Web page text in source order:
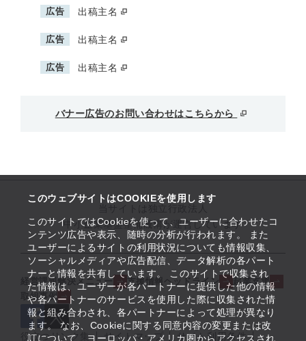
このウェブサイトはCOOKIEを使用します
このサイトではCookieを使って、ユーザーに合わせたコ
ンテンツ広告や表示、随時の分析が行われます。 また
ユーザーによるサイトの利用状況についても情報収集、
ソーシャルメディアや広告配信、データ解析の各パート
ナーと情報を共有しています。 このサイトで収集され
た情報は、ユーザーが各パートナーに提供した他の情報
や各パートナーのサービスを使用した際に収集された情
報と組み合わされ、各パートナーによって処理が異なり
ます。 なお、Cookieに関する同意内容の変更または改
訂について、ヨーロッパ・アメリカ圏からアクセスされ
広告 出稿主名
広告 出稿主名
広告 出稿主名
バナー広告のお問い合わせはこちらから
中小企業基盤整備機構が運営しています
経営課題解決メニュー 支援情報ヘッドライン
起業支援
取組事例
役立つリンク集 サイトマップ サイト利用条件